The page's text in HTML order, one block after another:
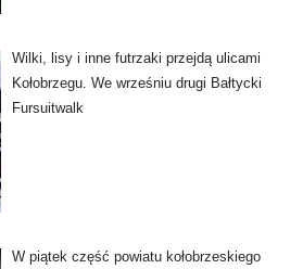
Wilki, lisy i inne futrzaki przejdą ulicami
Kołobrzegu. We wrześniu drugi Bałtycki
Fursuitwalk
W piątek część powiatu kołobrzeskiego